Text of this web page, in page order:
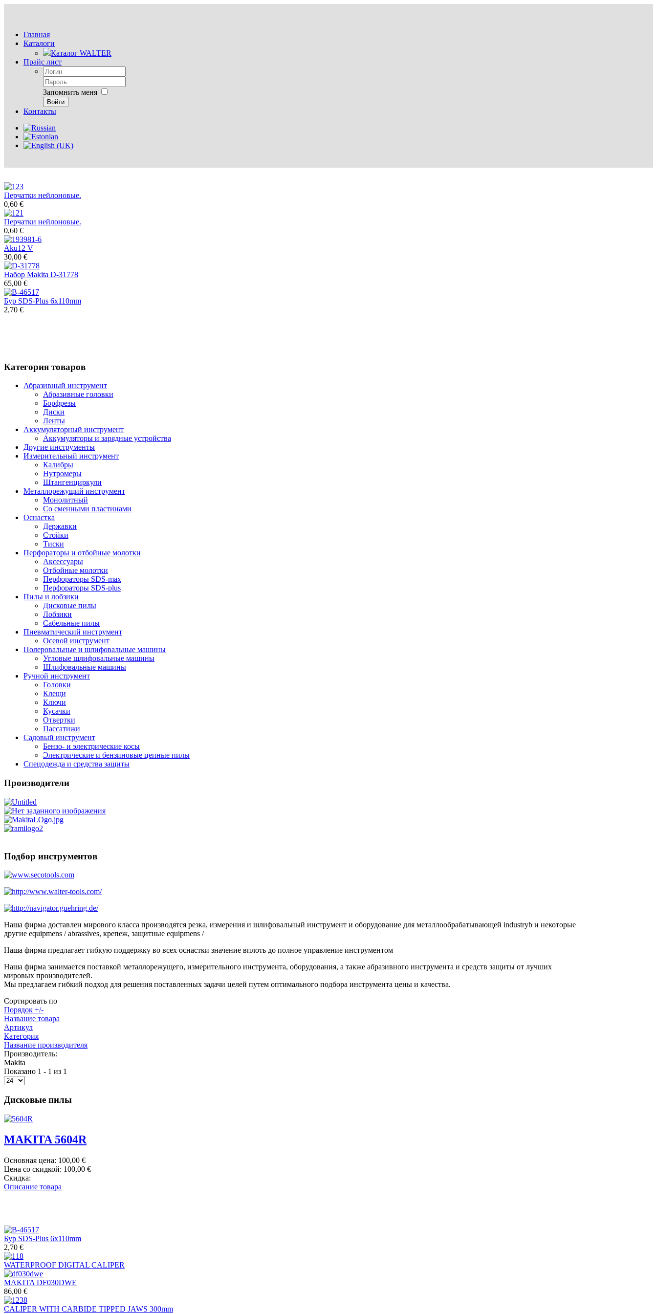
Главная
Каталоги
Каталог WALTER
Прайс лист
Запомнить меня
Войти
Контакты
Перчатки нейлоновые.
0,60 €
Перчатки нейлоновые.
0,60 €
Aku12 V
30,00 €
Набор Makita D-31778
65,00 €
Бур SDS-Plus 6x110mm
2,70 €
Категория товаров
Абразивный инструмент
Абразивные головки
Борфрезы
Диски
Ленты
Аккумуляторный инструмент
Аккумуляторы и зарядные устройства
Другие инструменты
Измерительный инструмент
Калибры
Нутромеры
Штангенциркули
Металлорежущий инструмент
Монолитный
Со сменными пластинами
Оснастка
Державки
Стойки
Тиски
Перфораторы и отбойные молотки
Аксессуары
Отбойные молотки
Перфораторы SDS-max
Перфораторы SDS-plus
Пилы и лобзики
Дисковые пилы
Лобзики
Сабельные пилы
Пневматический инструмент
Осевой инструмент
Полеровальные и шлифовальные машины
Угловые шлифовальные машины
Шлифовальные машины
Ручной инструмент
Головки
Клещи
Ключи
Кусачки
Отвертки
Пассатижи
Садовый инструмент
Бензо- и электрические косы
Электрические и бензиновые цепные пилы
Спецодежда и средства защиты
Производители
Подбор инструментов
Наша фирма доставлен мирового класса производятся резка, измерения и шлифовальный инструмент и оборудование для металлообрабатывающей industryb и некоторые
другие equipmens / abrassives, крепеж, защитные equipmens /
Наша фирма предлагает гибкую поддержку во всех оснастки значение вплоть до полное управление инструментом
Наша фирма занимается поставкой металлорежущего, измерительного инструмента, оборудования, а также абразивного инструмента и средств защиты от лучших
мировых производителей.
Мы предлагаем гибкий подход для решения поставленных задачи целей путем оптимального подбора инструмента цены и качества.
Сортировать по
Порядок +/-
Название товара
Артикул
Категория
Название производителя
Производитель:
Makita
Показано 1 - 1 из 1
Дисковые пилы
MAKITA 5604R
Основная цена: 100,00 €
Цена со скидкой: 100,00 €
Скидка:
Описание товара
Бур SDS-Plus 6x110mm
2,70 €
WATERPROOF DIGITAL CALIPER
MAKITA DF030DWE
86,00 €
CALIPER WITH CARBIDE TIPPED JAWS 300mm